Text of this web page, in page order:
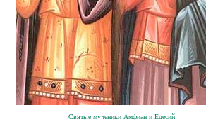
Святые мученики Амфиан и Едесий